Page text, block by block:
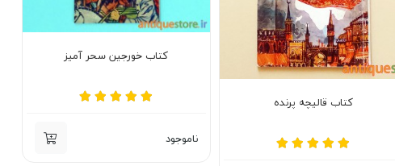
کتاب قالیچه پرنده
کتاب خورجین سحر آمیز
ناموجود